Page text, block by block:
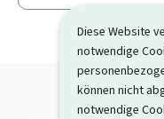
Diese Website
notwendige
können nicht
notwendige